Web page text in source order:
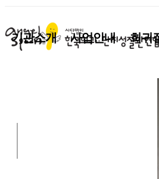
기관소개 사업안내 희귀